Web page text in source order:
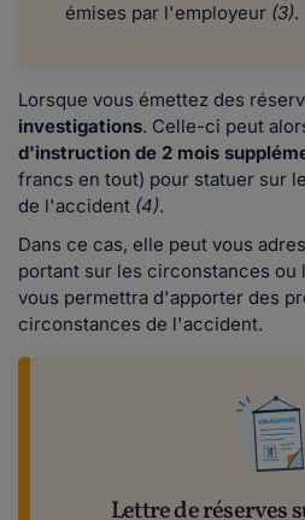
émises par l'employeur (3).
Lorsque vous émettez des
investigations. Celle-ci peut
d'instruction de 2 mois
francs en tout) pour statuer sur
de l'accident (4).
Dans ce cas, elle peut vous
portant sur les circonstances ou
vous permettra d'apporter des
circonstances de l'accident.
Lettre de réserves